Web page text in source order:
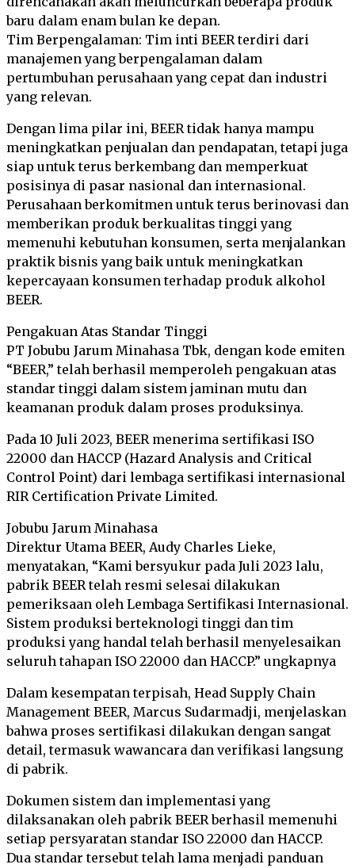
baru dalam enam bulan ke depan.
Tim Berpengalaman: Tim inti BEER terdiri dari
manajemen yang berpengalaman dalam
pertumbuhan perusahaan yang cepat dan industri
yang relevan.
Dengan lima pilar ini, BEER tidak hanya mampu
meningkatkan penjualan dan pendapatan, tetapi juga
siap untuk terus berkembang dan memperkuat
posisinya di pasar nasional dan internasional.
Perusahaan berkomitmen untuk terus berinovasi dan
memberikan produk berkualitas tinggi yang
memenuhi kebutuhan konsumen, serta menjalankan
praktik bisnis yang baik untuk meningkatkan
kepercayaan konsumen terhadap produk alkohol
BEER.
Pengakuan Atas Standar Tinggi
PT Jobubu Jarum Minahasa Tbk, dengan kode emiten
“BEER,” telah berhasil memperoleh pengakuan atas
standar tinggi dalam sistem jaminan mutu dan
keamanan produk dalam proses produksinya.
Pada 10 Juli 2023, BEER menerima sertifikasi ISO
22000 dan HACCP (Hazard Analysis and Critical
Control Point) dari lembaga sertifikasi internasional
RIR Certification Private Limited.
Jobubu Jarum Minahasa
Direktur Utama BEER, Audy Charles Lieke,
menyatakan, “Kami bersyukur pada Juli 2023 lalu,
pabrik BEER telah resmi selesai dilakukan
pemeriksaan oleh Lembaga Sertifikasi Internasional.
Sistem produksi berteknologi tinggi dan tim
produksi yang handal telah berhasil menyelesaikan
seluruh tahapan ISO 22000 dan HACCP.” ungkapnya
Dalam kesempatan terpisah, Head Supply Chain
Management BEER, Marcus Sudarmadji, menjelaskan
bahwa proses sertifikasi dilakukan dengan sangat
detail, termasuk wawancara dan verifikasi langsung
di pabrik.
Dokumen sistem dan implementasi yang
dilaksanakan oleh pabrik BEER berhasil memenuhi
setiap persyaratan standar ISO 22000 dan HACCP.
Dua standar tersebut telah lama menjadi panduan